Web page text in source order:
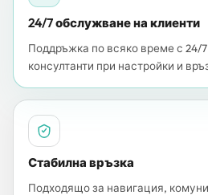
24/7 обслужване на клиенти
Поддръжка по всяко време с 24/
консултанти при настройки и
Стабилна връзка
Подходящо за навигация,